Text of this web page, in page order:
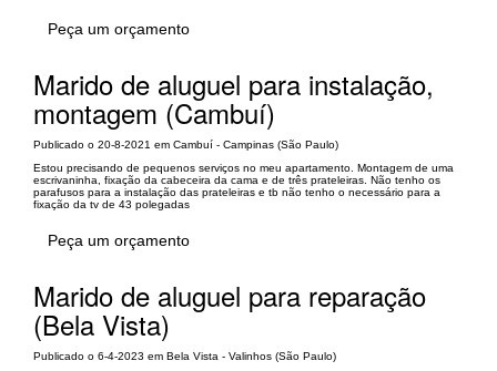
Peça um orçamento
Marido de aluguel para instalação,
montagem (Cambuí)
Publicado o 20-8-2021 em Cambuí - Campinas (São Paulo)
Estou precisando de pequenos serviços no meu apartamento. Montagem de uma
escrivaninha, fixação da cabeceira da cama e de três prateleiras. Não tenho os
parafusos para a instalação das prateleiras e tb não tenho o necessário para a
fixação da tv de 43 polegadas
Peça um orçamento
Marido de aluguel para reparação
(Bela Vista)
Publicado o 6-4-2023 em Bela Vista - Valinhos (São Paulo)